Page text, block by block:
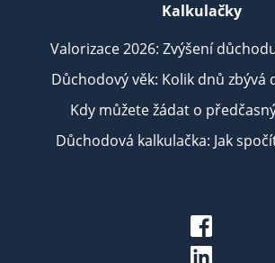
Kalkulačky
Valorizace 2026: Zvýšení
Důchodový věk: Kolik dnů zbývá
Kdy můžete žádat o
Důchodová kalkulačka: Jak